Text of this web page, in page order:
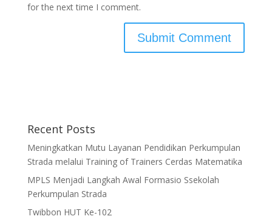
for the next time I comment.
Recent Posts
Meningkatkan Mutu Layanan Pendidikan Perkumpulan
Strada melalui Training of Trainers Cerdas Matematika
MPLS Menjadi Langkah Awal Formasio Ssekolah
Perkumpulan Strada
Twibbon HUT Ke-102